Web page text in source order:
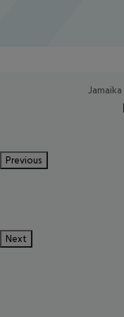
Previous
Next